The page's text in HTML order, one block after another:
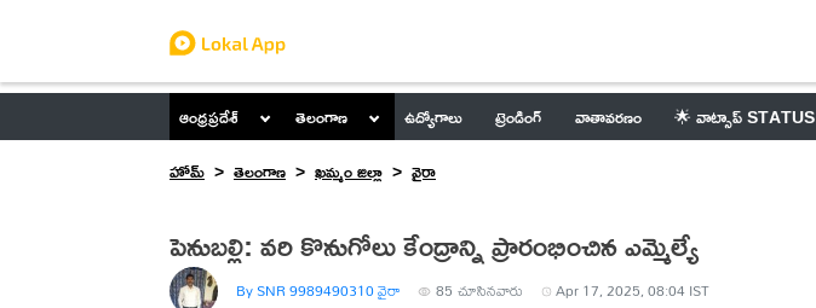
ఆంధ్రప్రదేశ్ తెలంగాణ ఉద్యోగాలు ట్రెండింగ్ వాతావరణం 🌟 వాట్సాప్ STATUS
హోమ్
తెలంగాణ ఖమ్మం జిల్లా వైరా
పెనుబల్లి: వరి కొనుగోలు కేంద్రాన్ని ప్రారంభించిన ఎమ్మెల్యే
By SNR 9989490310 వైరా 85 చూసినవారు Apr 17, 2025, 08:04 IST